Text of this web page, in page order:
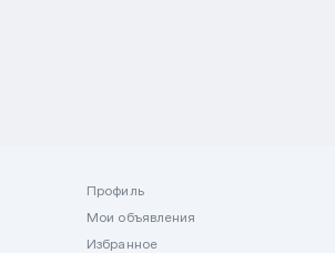
Профиль
Мои объявления
Избранное